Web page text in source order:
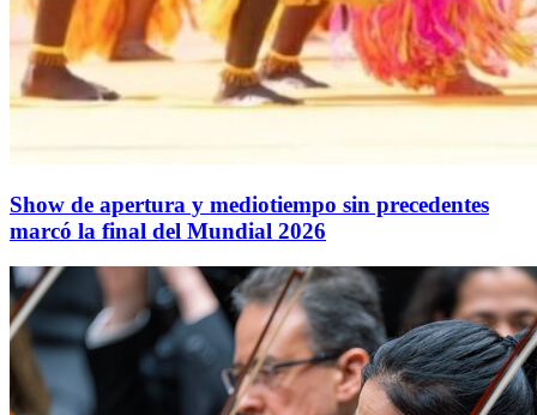
Show de apertura y mediotiempo sin precedentes
marcó la final del Mundial 2026